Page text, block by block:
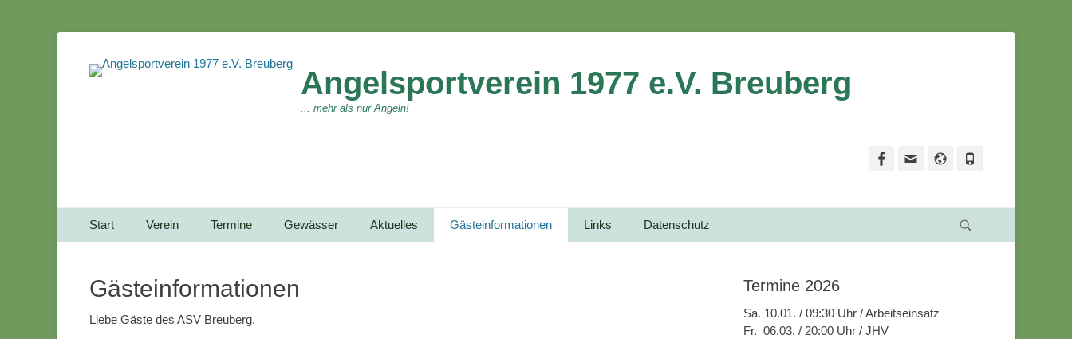
Angelsportverein 1977 e.V. Breuberg
... mehr als nur Angeln!
Facebook
Email Website
Primärmenu
zum
Start Verein Termine Gewässer Aktuelles Gästeinformationen Links Datenschutz
Gästeinformationen
Liebe Gäste des ASV Breuberg,
Termine 2026
Sa. 10.01. / 09:30 Uhr / Arbeitseinsatz
Fr. 06.03. / 20:00 Uhr / JHV